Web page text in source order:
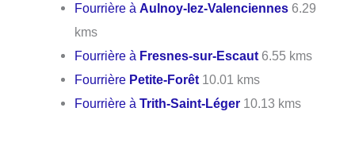
Fourrière àAulnoy-lez-Valenciennes 6.29
kms
Fourrière à Fresnes-sur-Escaut 6.55 kms
Fourrière Petite-Forêt 10.01 kms
Fourrière àTrith-Saint-Léger 10.13 kms